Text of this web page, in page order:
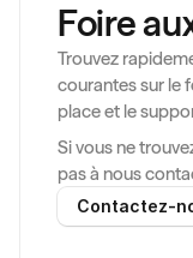
Foire
Trouvez
courantes sur le
place et le
Si vous ne
pas à nous
Contactez-